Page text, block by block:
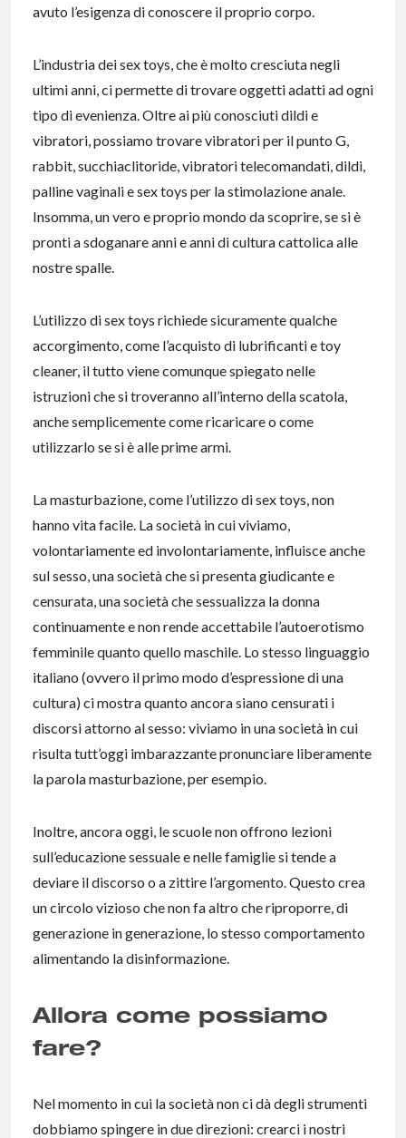
avuto l’esigenza di conoscere il proprio corpo.
L’industria dei sex toys, che è molto cresciuta negli
ultimi anni, ci permette di trovare oggetti adatti ad ogni
tipo di evenienza. Oltre ai più conosciuti dildi e
vibratori, possiamo trovare vibratori per il punto G,
rabbit, succhiaclitoride, vibratori telecomandati, dildi,
palline vaginali e sex toys per la stimolazione anale.
Insomma, un vero e proprio mondo da scoprire, se si è
pronti a sdoganare anni e anni di cultura cattolica alle
nostre spalle.
L’utilizzo di sex toys richiede sicuramente qualche
accorgimento, come l’acquisto di lubrificanti e toy
cleaner, il tutto viene comunque spiegato nelle
istruzioni che si troveranno all’interno della scatola,
anche semplicemente come ricaricare o come
utilizzarlo se si è alle prime armi.
La masturbazione, come l’utilizzo di sex toys, non
hanno vita facile. La società in cui viviamo,
volontariamente ed involontariamente, influisce anche
sul sesso, una società che si presenta giudicante e
censurata, una società che sessualizza la donna
continuamente e non rende accettabile l’autoerotismo
femminile quanto quello maschile. Lo stesso linguaggio
italiano (ovvero il primo modo d’espressione di una
cultura) ci mostra quanto ancora siano censurati i
discorsi attorno al sesso: viviamo in una società in cui
risulta tutt’oggi imbarazzante pronunciare liberamente
la parola masturbazione, per esempio.
Inoltre, ancora oggi, le scuole non offrono lezioni
sull’educazione sessuale e nelle famiglie si tende a
deviare il discorso o a zittire l’argomento. Questo crea
un circolo vizioso che non fa altro che riproporre, di
generazione in generazione, lo stesso comportamento
alimentando la disinformazione.
Allora come possiamo
fare?
Nel momento in cui la società non ci dà degli strumenti
dobbiamo spingere in due direzioni: crearci i nostri